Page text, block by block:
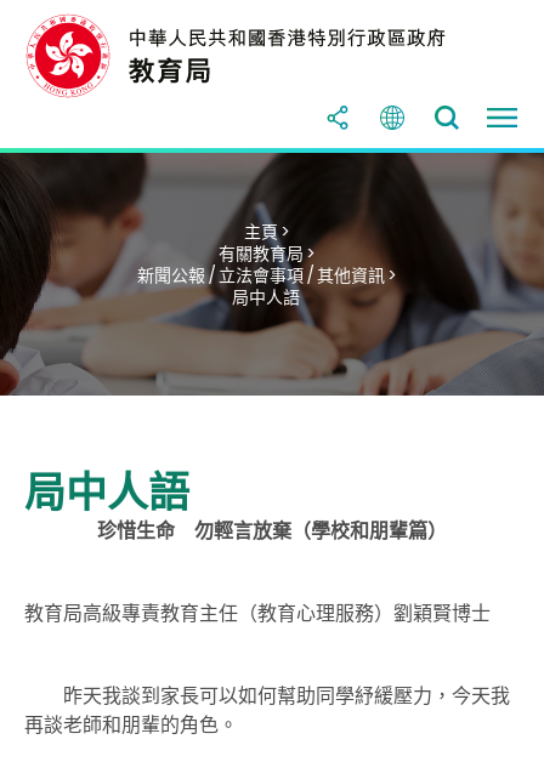
主頁 >
有關教育局 >
新聞公報 / 立法會事項 / 其他資訊 >
局中人語
局中人語
珍惜生命 勿輕言放棄（學校和朋輩篇）
教育局高級專責教育主任（教育心理服務）劉穎賢博士
昨天我談到家長可以如何幫助同學紓緩壓力，今天我
再談老師和朋輩的角色。